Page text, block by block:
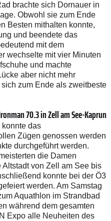
brachte sich Dornauer in
Obwohl sie zum Ende
Besten mithalten konnte,
und beendete das
mit dem
wechselte mit vier Minuten
und machte
aber nicht mehr
zum Ende als zweitbeste
70.3 in Zell am See-Kaprun
das
Zügen genossen werden
durchgeführt werden.
die Damen
von Zell am See bis
konnte bei der Ö3
werden. Am Samstag
Aquathlon im Strandbad
während dem gesamten
Expo alle Neuheiten des